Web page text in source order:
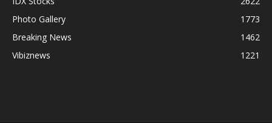
Photo Gallery
1773
Breaking News
1462
Vibiznews
1221